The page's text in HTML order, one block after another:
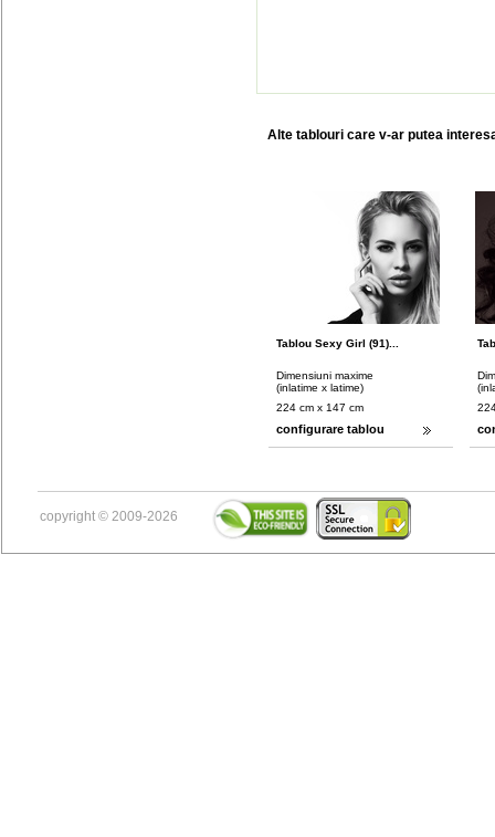
Alte tablouri care v-ar putea
Tablou Sexy Girl (91)...
Dimensiuni maxime
(inlatime x latime)
224 cm x 147 cm
configurare tablou
copyright © 2009-2026